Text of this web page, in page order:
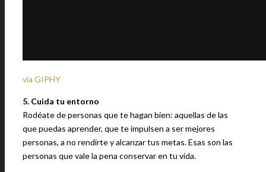
via GIPHY
5. Cuida tu entorno
Rodéate de personas que te hagan bien: aquellas de las
que puedas aprender, que te impulsen a ser mejores
personas, a no rendirte y alcanzar tus metas. Esas son las
personas que vale la pena conservar en tu vida.